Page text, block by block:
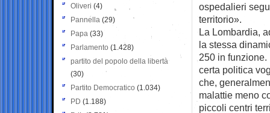
ospedalieri
territorio».
La Lombardia,
la stessa
250 in
certa politica
che,
malattie meno
piccoli centri
Oliveri (4)
Pannella (29)
Papa (33)
Parlamento (1.428)
partito del popolo della libertà
(30)
Partito Democratico (1.034)
PD (1.188)